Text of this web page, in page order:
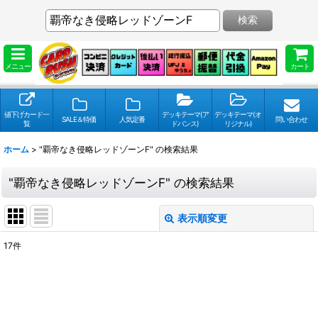
メニュー カート
検索
値下げカード一
覧
SALE＆特価 人気定番
デッキテーマ(ア
ドバンス)
デッキテーマ(オ
リジナル)
問い合わせ
ホーム > "覇帝なき侵略レッドゾーンF" の検索結果
"覇帝なき侵略レッドゾーンF" の検索結果
表示順変更
検索キーワードをお願い致します
17件